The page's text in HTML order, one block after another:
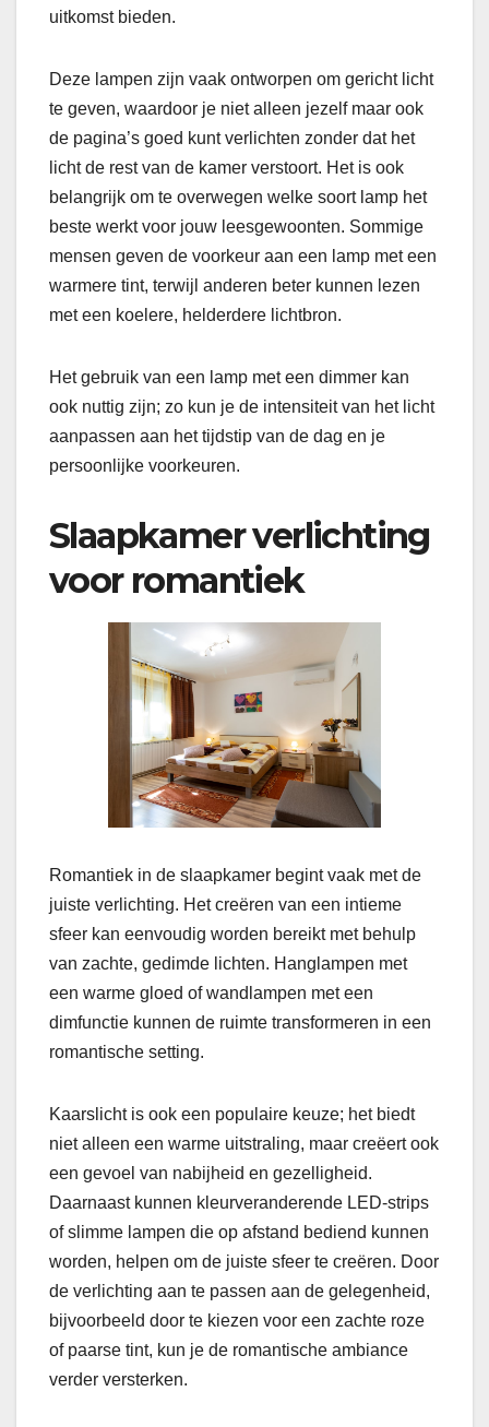
uitkomst bieden.
Deze lampen zijn vaak ontworpen om gericht licht
te geven, waardoor je niet alleen jezelf maar ook
de pagina’s goed kunt verlichten zonder dat het
licht de rest van de kamer verstoort. Het is ook
belangrijk om te overwegen welke soort lamp het
beste werkt voor jouw leesgewoonten. Sommige
mensen geven de voorkeur aan een lamp met een
warmere tint, terwijl anderen beter kunnen lezen
met een koelere, helderdere lichtbron.
Het gebruik van een lamp met een dimmer kan
ook nuttig zijn; zo kun je de intensiteit van het licht
aanpassen aan het tijdstip van de dag en je
persoonlijke voorkeuren.
Slaapkamer verlichting
voor romantiek
Romantiek in de slaapkamer begint vaak met de
juiste verlichting. Het creëren van een intieme
sfeer kan eenvoudig worden bereikt met behulp
van zachte, gedimde lichten. Hanglampen met
een warme gloed of wandlampen met een
dimfunctie kunnen de ruimte transformeren in een
romantische setting.
Kaarslicht is ook een populaire keuze; het biedt
niet alleen een warme uitstraling, maar creëert ook
een gevoel van nabijheid en gezelligheid.
Daarnaast kunnen kleurveranderende LED-strips
of slimme lampen die op afstand bediend kunnen
worden, helpen om de juiste sfeer te creëren. Door
de verlichting aan te passen aan de gelegenheid,
bijvoorbeeld door te kiezen voor een zachte roze
of paarse tint, kun je de romantische ambiance
verder versterken.